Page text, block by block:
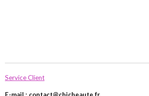
Service Client